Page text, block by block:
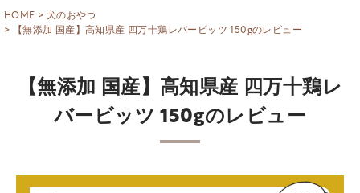
HOME
犬のおやつ
【無添加 国産】高知県産 四万十鶏レバービッツ 150gのレビュー
【無添加 国産】高知県産 四万十鶏レ
バービッツ 150gのレビュー